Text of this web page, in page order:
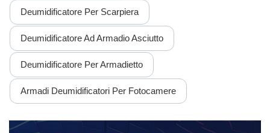
Deumidificatore Per Scarpiera
Deumidificatore Ad Armadio Asciutto
Deumidificatore Per Armadietto
Armadi Deumidificatori Per Fotocamere